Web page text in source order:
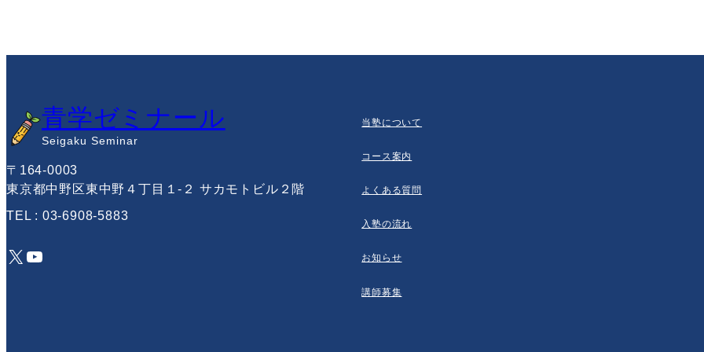
青学ゼミナール
Seigaku Seminar
〒164-0003
東京都中野区東中野４丁目１-２ サカモトビル２階
TEL : 03-6908-5883
X YouTube
当塾について
コース案内
よくある質問
入塾の流れ
お知らせ
講師募集